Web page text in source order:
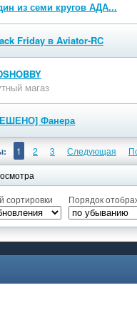
из семи кругов АДА...
Friday в Aviator-RC
магаз
Фанера
1 2 3 Следующая
сортировки
Порядок